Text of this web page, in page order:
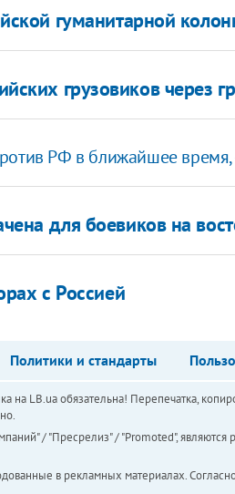
гуманитарной
грузовиков через
РФ в ближайшее время,
для боевиков на
с Россией
Политики и стандарты
LB.ua обязательна! Перепечатка,
/ "Пресрелиз" / "Promoted",
в рекламных материалах.